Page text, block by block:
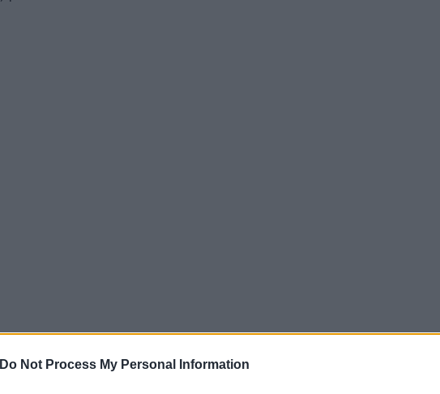
Do Not Process My Personal Information